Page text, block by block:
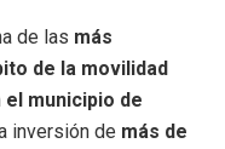
de las más
de la movilidad
el municipio de
inversión de más de